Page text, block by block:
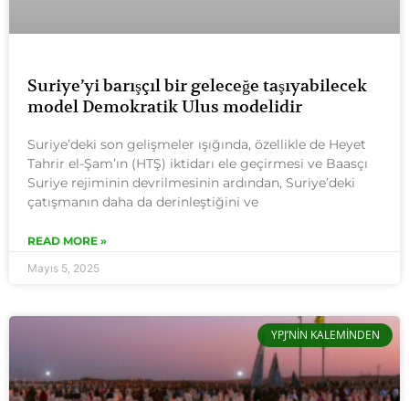
Suriye’yi barışçıl bir geleceğe taşıyabilecek
model Demokratik Ulus modelidir
Suriye’deki son gelişmeler ışığında, özellikle de Heyet
Tahrir el-Şam’ın (HTŞ) iktidarı ele geçirmesi ve Baasçı
Suriye rejiminin devrilmesinin ardından, Suriye’deki
çatışmanın daha da derinleştiğini ve
READ MORE »
Mayıs 5, 2025
YPJ’NIN KALEMINDEN